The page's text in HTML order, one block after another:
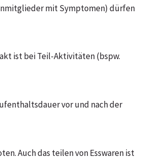
mit Symptomen) dürfen
ist bei Teil-Aktivitäten (bspw.
vor und nach der
Auch das teilen von Esswaren ist